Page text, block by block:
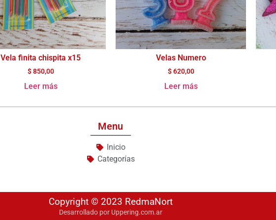
Vela finita chispita x15
$850,00
Leer más
Velas Numero
$620,00
Leer más
Menu
Inicio
Categorías
Copyright © 2023 RedmaNort
Desarrollado por Uppering.com.ar